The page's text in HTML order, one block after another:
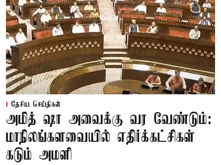
தேசிய செய்திகள்
அமித் ஷா அவைக்கு வர வேண்டும்:
மாநிலங்களவையில் எதிர்க்கட்சிகள்
கடும் அமளி